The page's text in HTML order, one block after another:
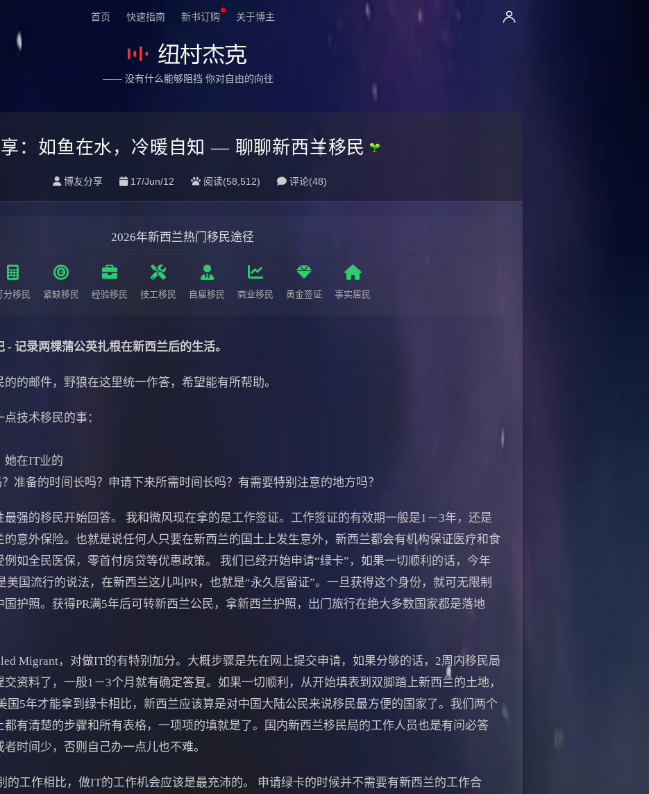
首页 快速指南 新书订购 关于博主
—— 没有什么能够阻挡 你对自由的向往
：如鱼在水，冷暖自知 — 聊聊新西兰移民
博友分享 17/Jun/12 阅读(58,512) 评论(48)
2026年新西兰热门移民途径
分移民 紧缺移民 经验移民 技工移民 自雇移民 商业移民 黄金签证 事实居民
- 记录两棵蒲公英扎根在新西兰后的生活。
邮件，野狼在这里统一作答，希望能有所帮助。
技术移民的事：
在IT业的
备的时间长吗？申请下来所需时间长吗？有需要特别注意的地方吗？
的移民开始回答。 我和微风现在拿的是工作签证。工作签证的有效期一般是1－3年，还是
意外保险。也就是说任何人只要在新西兰的国土上发生意外，新西兰都会有机构保证医疗和食
如全民医保，零首付房贷等优惠政策。 我们已经开始申请“绿卡”，如果一切顺利的话，今年
美国流行的说法，在新西兰这儿叫PR，也就是“永久居留证”。一旦获得这个身份，就可无限制
护照。获得PR满5年后可转新西兰公民，拿新西兰护照，出门旅行在绝大多数国家都是落地
Migrant，对做IT的有特别加分。大概步骤是先在网上提交申请，如果分够的话，2周内移民局
资料了，一般1－3个月就有确定答复。如果一切顺利，从开始填表到双脚踏上新西兰的土地，
国5年才能拿到绿卡相比，新西兰应该算是对中国大陆公民来说移民最方便的国家了。我们两个
有清楚的步骤和所有表格，一项项的填就是了。国内新西兰移民局的工作人员也是有问必答
时间少，否则自己办一点儿也不难。
工作相比，做IT的工作机会应该是最充沛的。 申请绿卡的时候并不需要有新西兰的工作合